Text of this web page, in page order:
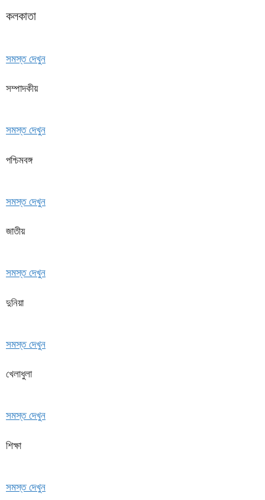
কলকাতা
সমস্ত দেখুন
সম্পাদকীয়
সমস্ত দেখুন
পশ্চিমবঙ্গ
সমস্ত দেখুন
জাতীয়
সমস্ত দেখুন
দুনিয়া
সমস্ত দেখুন
খেলাধুলা
সমস্ত দেখুন
শিক্ষা
সমস্ত দেখুন